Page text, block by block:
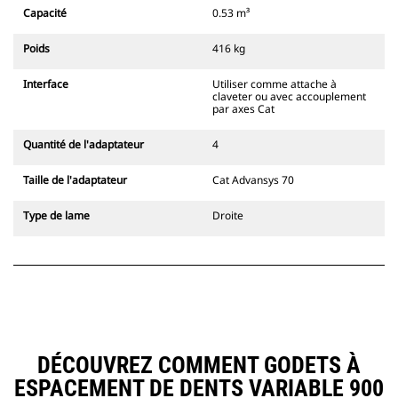
Capacité 0.53 m³
Poids 416 kg
Interface
Utiliser comme attache à
claveter ou avec accouplement
par axes Cat
Quantité de l'adaptateur 4
Taille de l'adaptateur Cat Advansys 70
Type de lame Droite
DÉCOUVREZ COMMENT GODETS À
ESPACEMENT DE DENTS VARIABLE 900